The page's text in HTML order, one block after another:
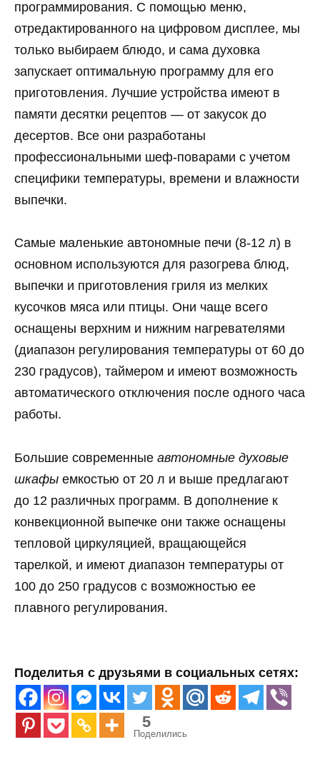
программирования. С помощью меню,
отредактированного на цифровом дисплее, мы
только выбираем блюдо, и сама духовка
запускает оптимальную программу для его
приготовления. Лучшие устройства имеют в
памяти десятки рецептов — от закусок до
десертов. Все они разработаны
профессиональными шеф-поварами с учетом
специфики температуры, времени и влажности
выпечки.
Самые маленькие автономные печи (8-12 л) в
основном используются для разогрева блюд,
выпечки и приготовления гриля из мелких
кусочков мяса или птицы. Они чаще всего
оснащены верхним и нижним нагревателями
(диапазон регулирования температуры от 60 до
230 градусов), таймером и имеют возможность
автоматического отключения после одного часа
работы.
Большие современные автономные духовые
шкафы емкостью от 20 л и выше предлагают
до 12 различных программ. В дополнение к
конвекционной выпечке они также оснащены
тепловой циркуляцией, вращающейся
тарелкой, и имеют диапазон температуры от
100 до 250 градусов с возможностью ее
плавного регулирования.
Поделитья с друзьями в социальных сетях:
5
Поделились